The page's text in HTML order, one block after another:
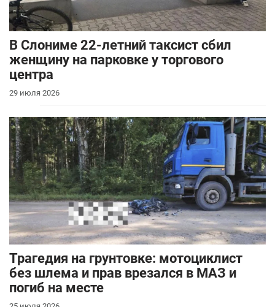
В Слониме 22-летний таксист сбил
женщину на парковке у торгового
центра
29 июля 2026
Трагедия на грунтовке: мотоциклист
без шлема и прав врезался в МАЗ и
погиб на месте